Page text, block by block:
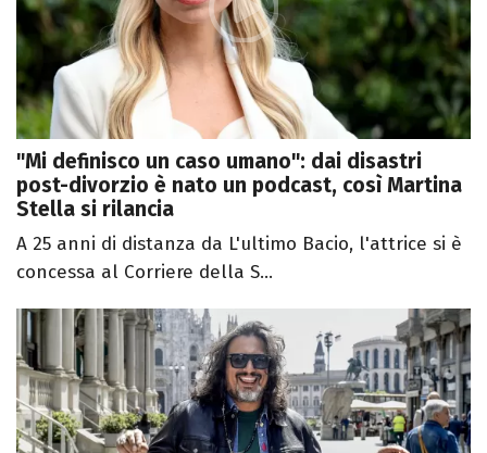
"Mi definisco un caso umano": dai disastri
post-divorzio è nato un podcast, così Martina
Stella si rilancia
A 25 anni di distanza da L'ultimo Bacio, l'attrice si è
concessa al Corriere della S...